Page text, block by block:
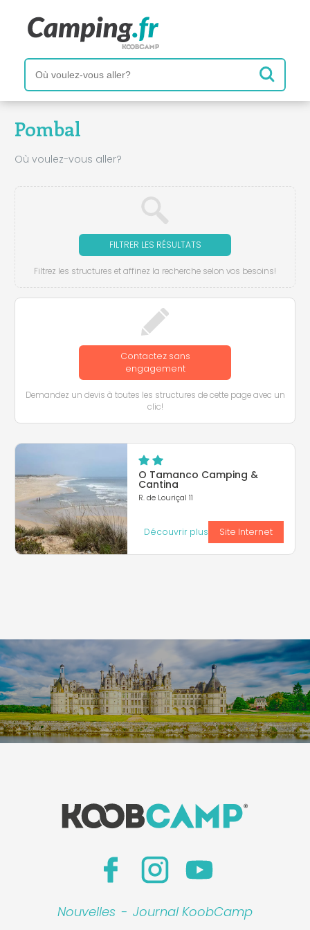
Pombal
Où voulez-vous aller?
FILTRER LES RÉSULTATS
Filtrez les structures et affinez la recherche selon vos besoins!
Contactez sans
engagement
Demandez un devis à toutes les structures de cette page avec un
clic!
O Tamanco Camping &
Cantina
R. de Louriçal 11
Découvrir plus Site Internet
Nouvelles - Journal KoobCamp